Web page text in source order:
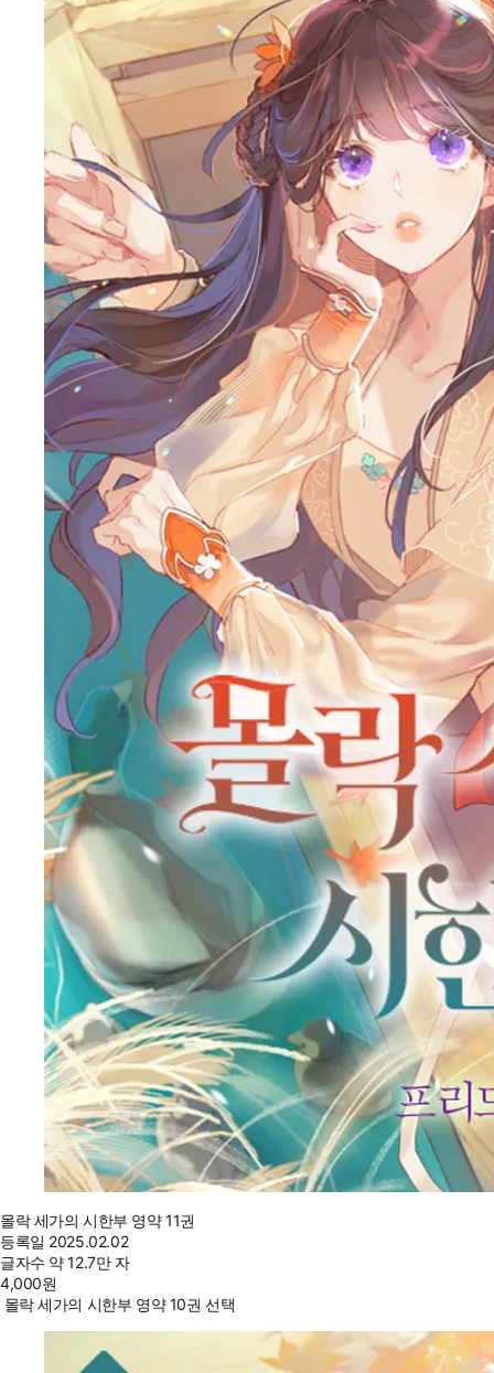
몰락 세가의 시한부 영약 11권
등록일 2025.02.02
글자수 약 12.7만 자
4,000원
몰락 세가의 시한부 영약 10권 선택